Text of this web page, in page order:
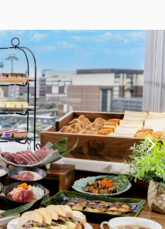
税・サービス料込
会員価格 22,020円
大人1名1室
税・サービス料込
合計 22,520円
1~2名